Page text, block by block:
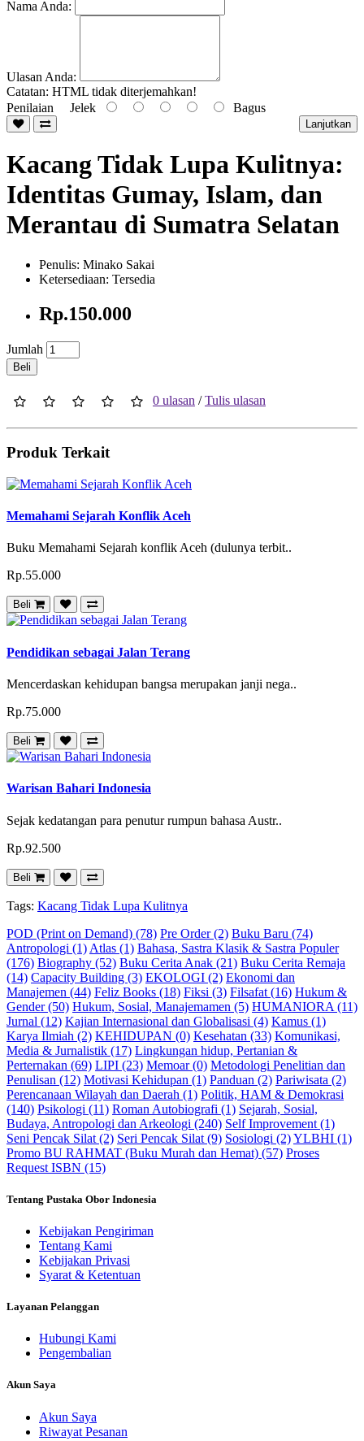
Nama Anda:
Ulasan Anda:
Catatan: HTML tidak diterjemahkan!
Penilaian Jelek Bagus
Lanjutkan
Kacang Tidak Lupa Kulitnya:
Identitas Gumay, Islam, dan
Merantau di Sumatra Selatan
Penulis: Minako Sakai
Ketersediaan: Tersedia
Rp.150.000
Jumlah
Beli
0 ulasan /Tulis ulasan
Produk Terkait
Memahami Sejarah Konflik Aceh
Buku Memahami Sejarah konflik Aceh (dulunya terbit..
Rp.55.000
Beli
Pendidikan sebagai Jalan Terang
Mencerdaskan kehidupan bangsa merupakan janji nega..
Rp.75.000
Beli
Warisan Bahari Indonesia
Sejak kedatangan para penutur rumpun bahasa Austr..
Rp.92.500
Beli
Tags: Kacang Tidak Lupa Kulitnya
POD (Print on Demand) (78) Pre Order (2) Buku Baru (74)
Antropologi (1) Atlas (1) Bahasa, Sastra Klasik & Sastra Populer
(176) Biography (52) Buku Cerita Anak (21) Buku Cerita Remaja
(14) Capacity Building (3) EKOLOGI (2) Ekonomi dan
Manajemen (44) Feliz Books (18) Fiksi (3) Filsafat (16) Hukum &
Gender (50) Hukum, Sosial, Manajemamen (5) HUMANIORA (11)
Jurnal (12) Kajian Internasional dan Globalisasi (4) Kamus (1)
Karya Ilmiah (2) KEHIDUPAN (0) Kesehatan (33) Komunikasi,
Media & Jurnalistik (17) Lingkungan hidup, Pertanian &
Perternakan (69) LIPI (23) Memoar (0) Metodologi Penelitian dan
Penulisan (12) Motivasi Kehidupan (1) Panduan (2) Pariwisata (2)
Perencanaan Wilayah dan Daerah (1) Politik, HAM & Demokrasi
(140) Psikologi (11) Roman Autobiografi (1) Sejarah, Sosial,
Budaya, Antropologi dan Arkeologi (240) Self Improvement (1)
Seni Pencak Silat (2) Seri Pencak Silat (9) Sosiologi (2)YLBHI (1)
Promo BU RAHMAT (Buku Murah dan Hemat) (57) Proses
Request ISBN (15)
Tentang Pustaka Obor Indonesia
Kebijakan Pengiriman
Tentang Kami
Kebijakan Privasi
Syarat & Ketentuan
Layanan Pelanggan
Hubungi Kami
Pengembalian
Akun Saya
Akun Saya
Riwayat Pesanan